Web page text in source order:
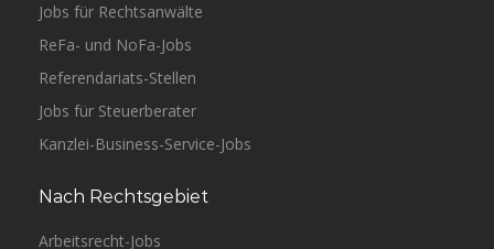
Jobs für Rechtsanwälte
ReFa- und NoFa-Jobs
Referendariats-Stellen
Jobs für Steuerberater
Kanzlei-Business-Service-Jobs
Nach Rechtsgebiet
Arbeitsrecht-Jobs